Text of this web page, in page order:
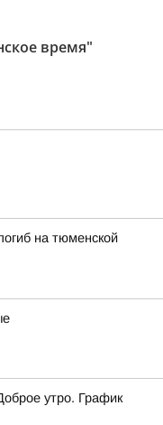
время"
на тюменской
утро. График